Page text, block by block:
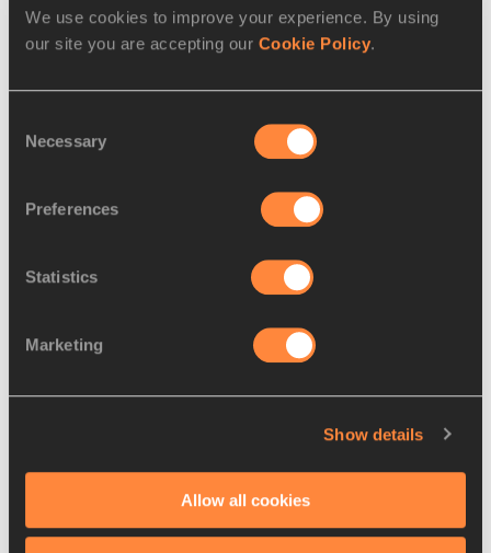
We use cookies to improve your experience. By using
our site you are accepting our Cookie Policy.
Selection
Necessary
Preferences
Statistics
Marketing
Show details
Allow all cookies
SØNDAG, 20. SEPTEMBER, 2026
Halvmaraton (udsolgt)
Halvt så langt som et maraton – og dobbelt
VM-rute, vi har planlagt til dig med masser af
til mål. Kom med og lad os få en kæmpe
Læs mere